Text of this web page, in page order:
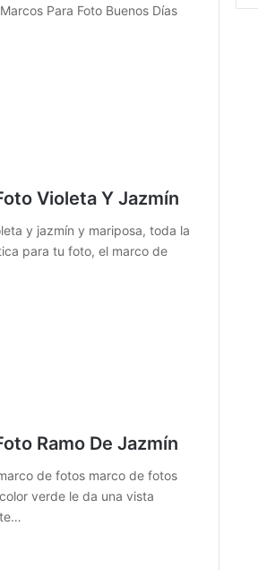
Para Foto Buenos Días
Violeta Y Jazmín
y jazmín y mariposa, toda la
para tu foto, el marco de
Ramo De Jazmín
de fotos marco de fotos
verde le da una vista